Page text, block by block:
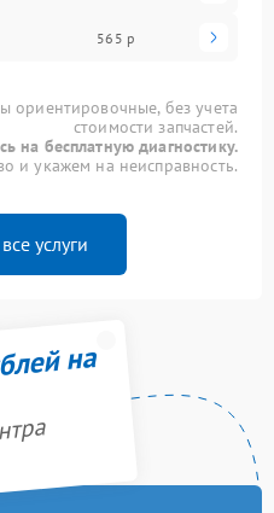
565 р
ориентировочные, без учета
стоимости запчастей.
на бесплатную диагностику.
и укажем на неисправность.
услуги
на